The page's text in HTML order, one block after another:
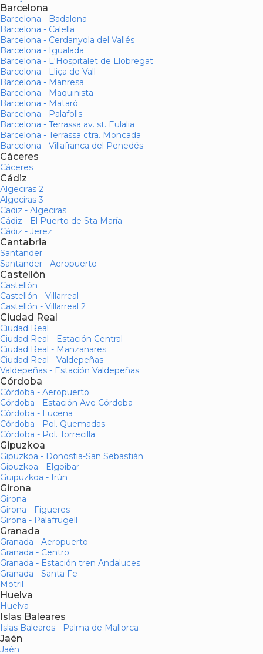
Barcelona
Barcelona - Badalona
Barcelona - Calella
Barcelona - Cerdanyola del Vallés
Barcelona - Igualada
Barcelona - L'Hospitalet de Llobregat
Barcelona - Lliça de Vall
Barcelona - Manresa
Barcelona - Maquinista
Barcelona - Mataró
Barcelona - Palafolls
Barcelona - Terrassa av. st. Eulalia
Barcelona - Terrassa ctra. Moncada
Barcelona - Villafranca del Penedés
Cáceres
Cáceres
Cádiz
Algeciras 2
Algeciras 3
Cadiz - Algeciras
Cádiz - El Puerto de Sta María
Cádiz - Jerez
Cantabria
Santander
Santander - Aeropuerto
Castellón
Castellón
Castellón - Villarreal
Castellón - Villarreal 2
Ciudad Real
Ciudad Real
Ciudad Real - Estación Central
Ciudad Real - Manzanares
Ciudad Real - Valdepeñas
Valdepeñas - Estación Valdepeñas
Córdoba
Córdoba - Aeropuerto
Córdoba - Estación Ave Córdoba
Córdoba - Lucena
Córdoba - Pol. Quemadas
Córdoba - Pol. Torrecilla
Gipuzkoa
Gipuzkoa - Donostia-San Sebastián
Gipuzkoa - Elgoibar
Guipuzkoa - Irún
Girona
Girona
Girona - Figueres
Girona - Palafrugell
Granada
Granada - Aeropuerto
Granada - Centro
Granada - Estación tren Andaluces
Granada - Santa Fe
Motril
Huelva
Huelva
Islas Baleares
Islas Baleares - Palma de Mallorca
Jaén
Jaén